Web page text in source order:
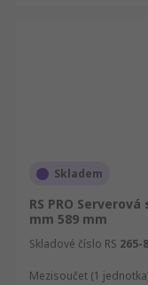
Skladem
RS PRO
mm 589 mm
Skladové číslo RS 265-
Mezisoučet (1